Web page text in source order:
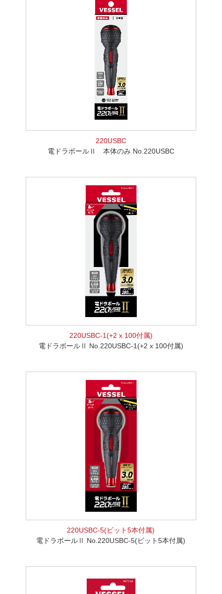
220USBC
電ドラボールⅡ 本体のみ No.220USBC
220USBC-1(+2 x 100付属)
電ドラボールⅡ No.220USBC-1(+2 x 100付属)
220USBC-5(ビット5本付属)
電ドラボールⅡ No.220USBC-5(ビット5本付属)